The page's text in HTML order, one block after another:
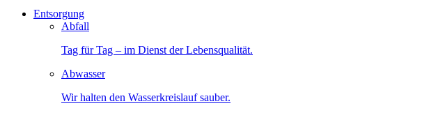
Entsorgung
Abfall
Tag für Tag – im Dienst der Lebensqualität.
Abwasser
Wir halten den Wasserkreislauf sauber.